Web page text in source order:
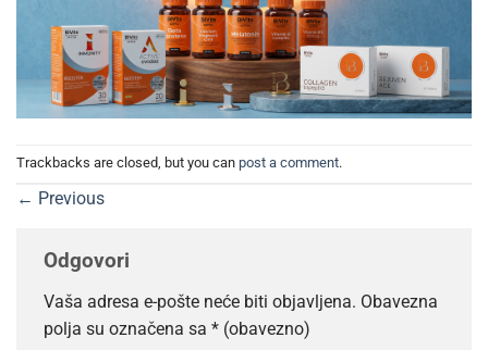
Trackbacks are closed, but you can post a comment.
← Previous
Odgovori
Vaša adresa e-pošte neće biti objavljena. Obavezna
polja su označena sa * (obavezno)